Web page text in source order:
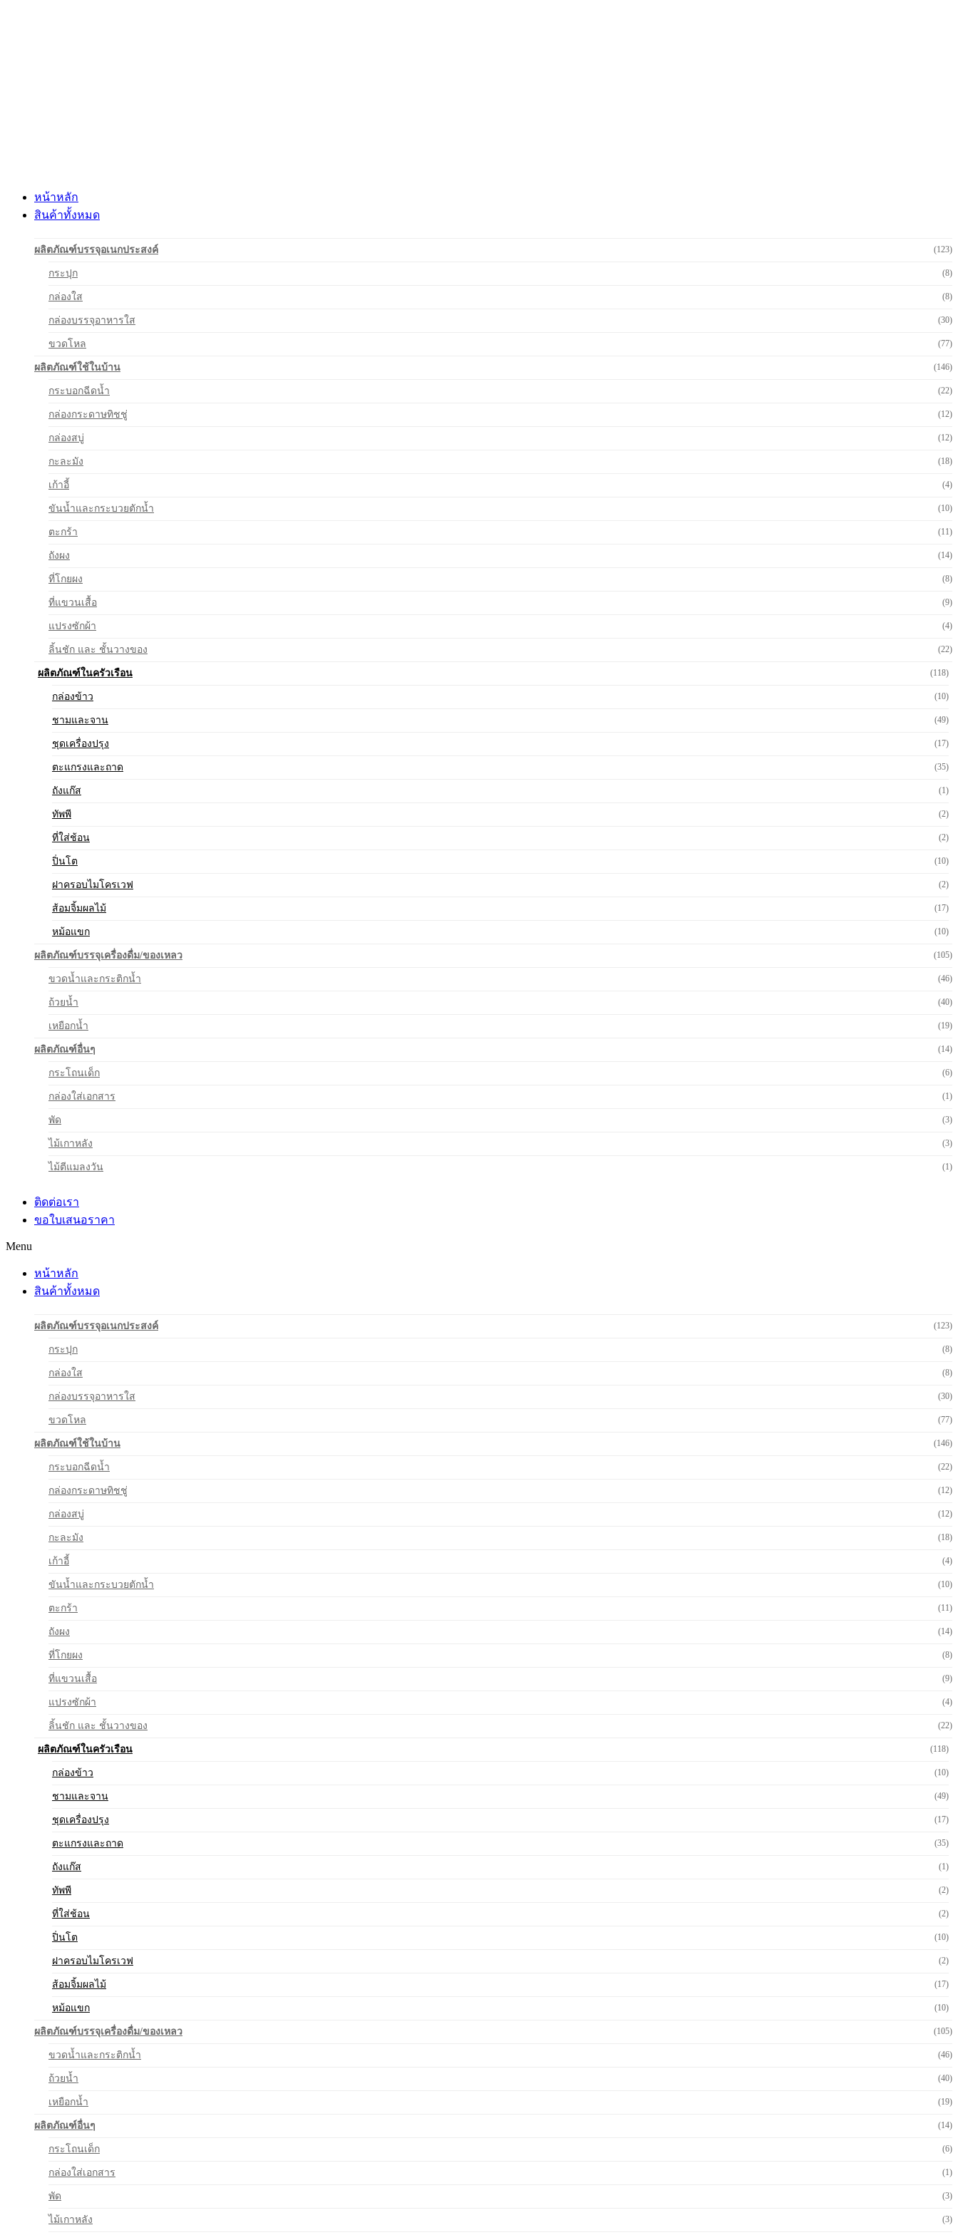
หน้าหลัก
สินค้าทั้งหมด
ผลิตภัณฑ์บรรจุอเนกประสงค์ (123)
กระปุก (8)
กล่องใส (8)
กล่องบรรจุอาหารใส (30)
ขวดโหล (77)
ผลิตภัณฑ์ใช้ในบ้าน (146)
กระบอกฉีดน้ำ (22)
กล่องกระดาษทิชชู่ (12)
กล่องสบู่ (12)
กะละมัง (18)
เก้าอี้ (4)
ขันน้ำและกระบวยตักน้ำ (10)
ตะกร้า (11)
ถังผง (14)
ที่โกยผง (8)
ที่แขวนเสื้อ (9)
แปรงซักผ้า (4)
ลิ้นชัก และ ชั้นวางของ (22)
ผลิตภัณฑ์ในครัวเรือน (118)
กล่องข้าว (10)
ชามและจาน (49)
ชุดเครื่องปรุง (17)
ตะแกรงและถาด (35)
ถังแก๊ส (1)
ทัพพี (2)
ที่ใส่ช้อน (2)
ปิ่นโต (10)
ฝาครอบไมโครเวฟ (2)
ส้อมจิ้มผลไม้ (17)
หม้อแขก (10)
ผลิตภัณฑ์บรรจุเครื่องดื่ม/ของเหลว (105)
ขวดน้ำและกระติกน้ำ (46)
ถ้วยน้ำ (40)
เหยือกน้ำ (19)
ผลิตภัณฑ์อื่นๆ (14)
กระโถนเด็ก (6)
กล่องใส่เอกสาร (1)
พัด (3)
ไม้เกาหลัง (3)
ไม้ตีแมลงวัน (1)
ติดต่อเรา
ขอใบเสนอราคา
Menu
หน้าหลัก
สินค้าทั้งหมด
ผลิตภัณฑ์บรรจุอเนกประสงค์ (123)
กระปุก (8)
กล่องใส (8)
กล่องบรรจุอาหารใส (30)
ขวดโหล (77)
ผลิตภัณฑ์ใช้ในบ้าน (146)
กระบอกฉีดน้ำ (22)
กล่องกระดาษทิชชู่ (12)
กล่องสบู่ (12)
กะละมัง (18)
เก้าอี้ (4)
ขันน้ำและกระบวยตักน้ำ (10)
ตะกร้า (11)
ถังผง (14)
ที่โกยผง (8)
ที่แขวนเสื้อ (9)
แปรงซักผ้า (4)
ลิ้นชัก และ ชั้นวางของ (22)
ผลิตภัณฑ์ในครัวเรือน (118)
กล่องข้าว (10)
ชามและจาน (49)
ชุดเครื่องปรุง (17)
ตะแกรงและถาด (35)
ถังแก๊ส (1)
ทัพพี (2)
ที่ใส่ช้อน (2)
ปิ่นโต (10)
ฝาครอบไมโครเวฟ (2)
ส้อมจิ้มผลไม้ (17)
หม้อแขก (10)
ผลิตภัณฑ์บรรจุเครื่องดื่ม/ของเหลว (105)
ขวดน้ำและกระติกน้ำ (46)
ถ้วยน้ำ (40)
เหยือกน้ำ (19)
ผลิตภัณฑ์อื่นๆ (14)
กระโถนเด็ก (6)
กล่องใส่เอกสาร (1)
พัด (3)
ไม้เกาหลัง (3)